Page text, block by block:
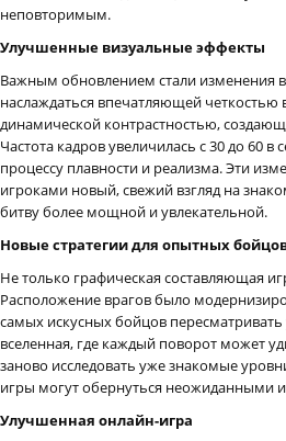
неповторимым.
Улучшенные визуальные эффекты
Важным обновлением стали изменения
наслаждаться впечатляющей четкостью
динамической контрастностью,
Частота кадров увеличилась с 30 до 60 в
процессу плавности и реализма. Эти
игроками новый, свежий взгляд на
битву более мощной и увлекательной.
Новые стратегии для опытных
Не только графическая составляющая
Расположение врагов было
самых искусных бойцов пересматривать
вселенная, где каждый поворот может
заново исследовать уже знакомые
игры могут обернуться неожиданными
Улучшенная онлайн-игра